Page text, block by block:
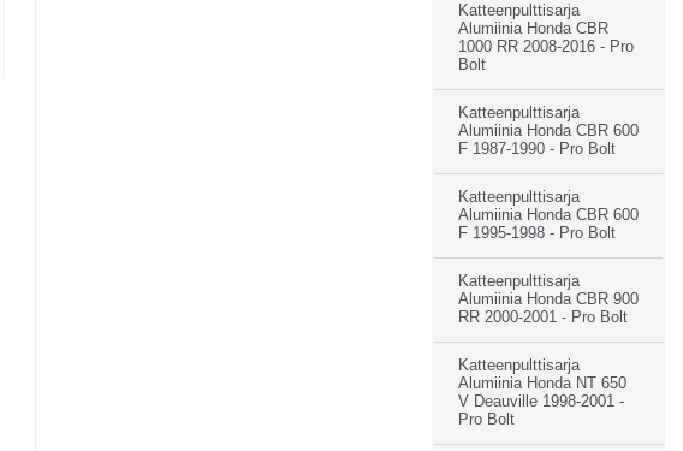
Katteenpulttisarja
Alumiinia Honda CBR
1000 RR 2008-2016 - Pro
Bolt
Katteenpulttisarja
Alumiinia Honda CBR 600
F 1987-1990 - Pro Bolt
Katteenpulttisarja
Alumiinia Honda CBR 600
F 1995-1998 - Pro Bolt
Katteenpulttisarja
Alumiinia Honda CBR 900
RR 2000-2001 - Pro Bolt
Katteenpulttisarja
Alumiinia Honda NT 650
V Deauville 1998-2001 -
Pro Bolt